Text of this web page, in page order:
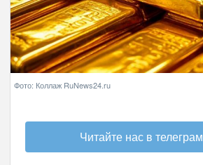
Фото: Коллаж RuNews24.ru
Читайте нас в телеграм